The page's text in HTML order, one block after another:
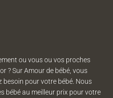
ou vous ou vos proches
? Sur Amour de bébé, vous
pour votre bébé. Nous
bébé au meilleur prix pour votre